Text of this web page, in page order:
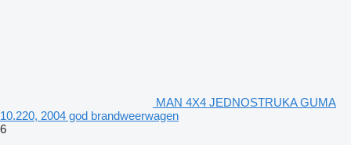
MAN 4X4 JEDNOSTRUKA GUMA
10.220, 2004 god brandweerwagen
6